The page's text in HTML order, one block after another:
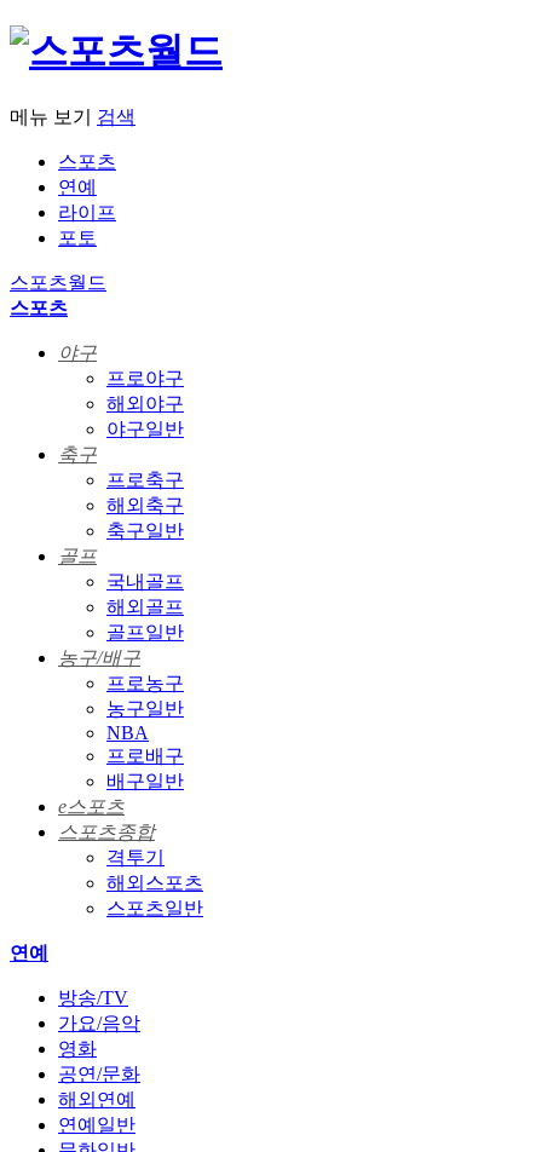
메뉴 보기 검색
스포츠
연예
라이프
포토
스포츠월드
스포츠
야구
프로야구
해외야구
야구일반
축구
프로축구
해외축구
축구일반
골프
국내골프
해외골프
골프일반
농구/배구
프로농구
농구일반
NBA
프로배구
배구일반
e스포츠
스포츠종합
격투기
해외스포츠
스포츠일반
연예
방송/TV
가요/음악
영화
공연/문화
해외연예
연예일반